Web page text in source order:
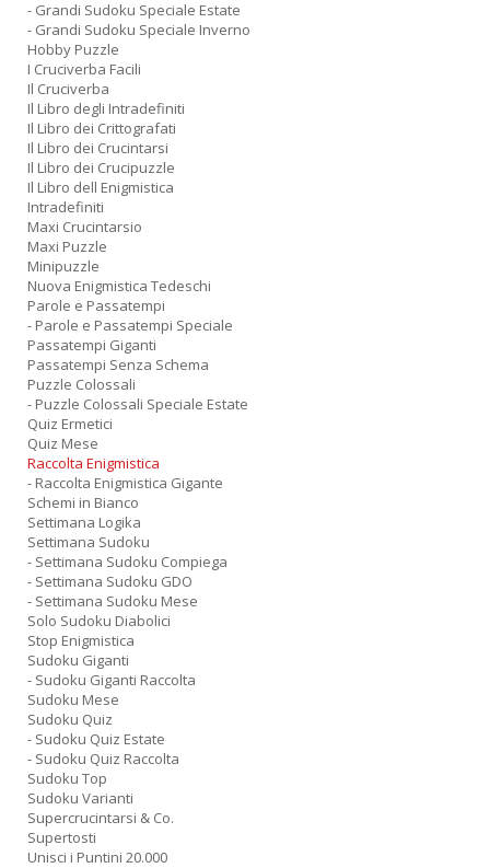
- Grandi Sudoku Speciale Estate
- Grandi Sudoku Speciale Inverno
Hobby Puzzle
I Cruciverba Facili
Il Cruciverba
Il Libro degli Intradefiniti
Il Libro dei Crittografati
Il Libro dei Crucintarsi
Il Libro dei Crucipuzzle
Il Libro dell Enigmistica
Intradefiniti
Maxi Crucintarsio
Maxi Puzzle
Minipuzzle
Nuova Enigmistica Tedeschi
Parole e Passatempi
- Parole e Passatempi Speciale
Passatempi Giganti
Passatempi Senza Schema
Puzzle Colossali
- Puzzle Colossali Speciale Estate
Quiz Ermetici
Quiz Mese
Raccolta Enigmistica
- Raccolta Enigmistica Gigante
Schemi in Bianco
Settimana Logika
Settimana Sudoku
- Settimana Sudoku Compiega
- Settimana Sudoku GDO
- Settimana Sudoku Mese
Solo Sudoku Diabolici
Stop Enigmistica
Sudoku Giganti
- Sudoku Giganti Raccolta
Sudoku Mese
Sudoku Quiz
- Sudoku Quiz Estate
- Sudoku Quiz Raccolta
Sudoku Top
Sudoku Varianti
Supercrucintarsi & Co.
Supertosti
Unisci i Puntini 20.000